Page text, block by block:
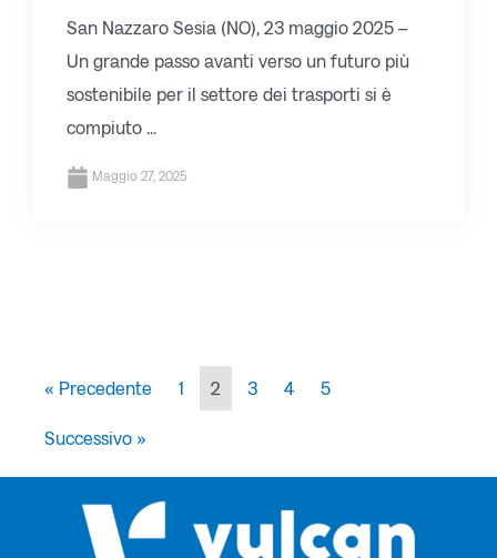
San Nazzaro Sesia (NO), 23 maggio 2025 –
Un grande passo avanti verso un futuro più
sostenibile per il settore dei trasporti si è
compiuto ...
Maggio 27, 2025
« Precedente 1 2 3 4 5
Successivo »